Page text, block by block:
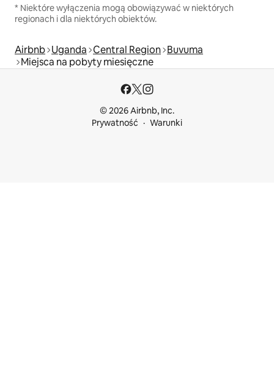
* Niektóre wyłączenia mogą obowiązywać w niektórych
regionach i dla niektórych obiektów.
Airbnb Uganda Central Region Buvuma
Miejsca na pobyty miesięczne
© 2026 Airbnb, Inc.
Prywatność
Warunki